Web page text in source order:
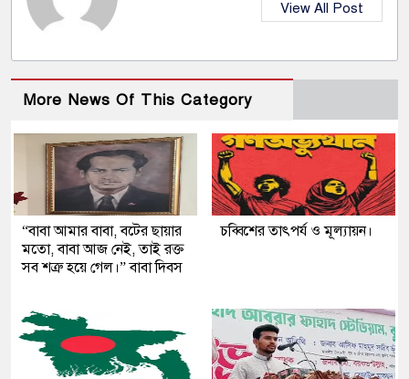
View All Post
More News Of This Category
“বাবা আমার বাবা, বটের ছায়ার
মতো, বাবা আজ নেই, তাই রক্ত
সব শত্রু হয়ে গেল।” বাবা দিবস
চব্বিশের তাৎপর্য ও মূল্যায়ন।